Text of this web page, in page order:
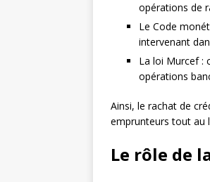
opérations de
Le Code
intervenant
La loi Murcef :
opérations
Ainsi, le rachat de
emprunteurs tout au
Le rôle de